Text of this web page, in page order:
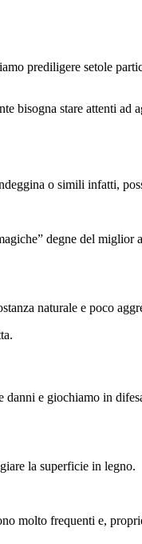
prediligere setole
bisogna stare attenti ad
o simili infatti,
degne del miglior
naturale e poco
e giochiamo in
la superficie in legno.
molto frequenti e,